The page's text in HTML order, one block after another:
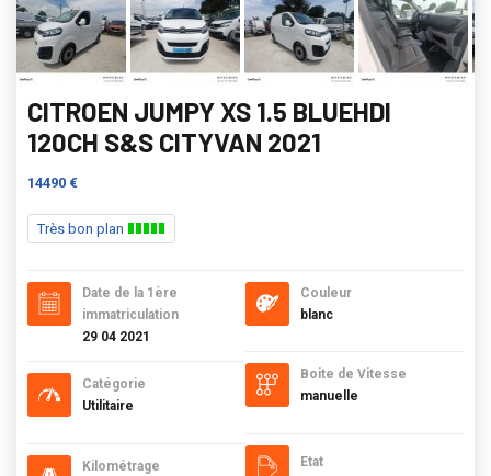
CITROEN JUMPY XS 1.5 BLUEHDI
120CH S&S CITYVAN 2021
14490 €
Très bon plan
Date de la 1ère
immatriculation
29 04 2021
Catégorie
Utilitaire
Kilométrage
Couleur
blanc
Boite de Vitesse
manuelle
Etat